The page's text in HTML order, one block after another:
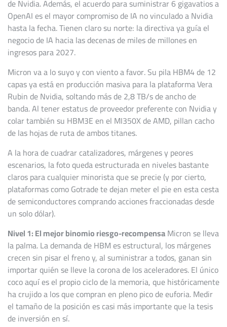
de Nvidia. Además, el acuerdo para suministrar 6 gigavatios a
OpenAI es el mayor compromiso de IA no vinculado a Nvidia
hasta la fecha. Tienen claro su norte: la directiva ya guía el
negocio de IA hacia las decenas de miles de millones en
ingresos para 2027.
Micron va a lo suyo y con viento a favor. Su pila HBM4 de 12
capas ya está en producción masiva para la plataforma Vera
Rubin de Nvidia, soltando más de 2,8 TB/s de ancho de
banda. Al tener estatus de proveedor preferente con Nvidia y
colar también su HBM3E en el MI350X de AMD, pillan cacho
de las hojas de ruta de ambos titanes.
A la hora de cuadrar catalizadores, márgenes y peores
escenarios, la foto queda estructurada en niveles bastante
claros para cualquier minorista que se precie (y por cierto,
plataformas como Gotrade te dejan meter el pie en esta cesta
de semiconductores comprando acciones fraccionadas desde
un solo dólar).
Nivel 1: El mejor binomio riesgo-recompensaMicron se lleva
la palma. La demanda de HBM es estructural, los márgenes
crecen sin pisar el freno y, al suministrar a todos, ganan sin
importar quién se lleve la corona de los aceleradores. El único
coco aquí es el propio ciclo de la memoria, que históricamente
ha crujido a los que compran en pleno pico de euforia. Medir
el tamaño de la posición es casi más importante que la tesis
de inversión en sí.